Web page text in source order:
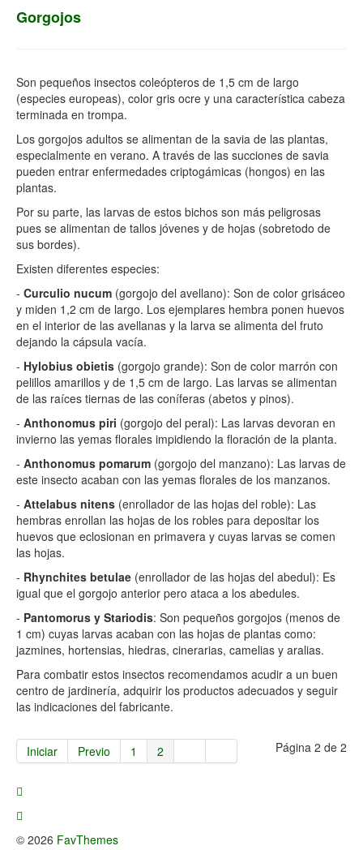
Gorgojos
Son pequeños insectos coleópteros de 1,5 cm de largo
(especies europeas), color gris ocre y una característica cabeza
terminada en trompa.
Los gorgojos adultos se alimentan de la savia de las plantas,
especialmente en verano. A través de las succiones de savia
pueden entrar enfermedades criptogámicas (hongos) en las
plantas.
Por su parte, las larvas de estos bichos son más peligrosas
pues se alimentan de tallos jóvenes y de hojas (sobretodo de
sus bordes).
Existen diferentes especies:
- Curculio nucum (gorgojo del avellano): Son de color grisáceo
y miden 1,2 cm de largo. Los ejemplares hembra ponen huevos
en el interior de las avellanas y la larva se alimenta del fruto
dejando la cápsula vacía.
- Hylobius obietis (gorgojo grande): Son de color marrón con
pelillos amarillos y de 1,5 cm de largo. Las larvas se alimentan
de las raíces tiernas de las coníferas (abetos y pinos).
- Anthonomus piri (gorgojo del peral): Las larvas devoran en
invierno las yemas florales impidiendo la floración de la planta.
- Anthonomus pomarum (gorgojo del manzano): Las larvas de
este insecto acaban con las yemas florales de los manzanos.
- Attelabus nitens (enrollador de las hojas del roble): Las
hembras enrollan las hojas de los robles para depositar los
huevos que eclosionan en primavera y cuyas larvas se comen
las hojas.
- Rhynchites betulae (enrollador de las hojas del abedul): Es
igual que el gorgojo anterior pero ataca a los abedules.
- Pantomorus y Stariodis: Son pequeños gorgojos (menos de
1 cm) cuyas larvas acaban con las hojas de plantas como:
jazmines, hortensias, hiedras, cinerarias, camelias y aralias.
Para combatir estos insectos recomendamos acudir a un buen
centro de jardinería, adquirir los productos adecuados y seguir
las indicaciones del fabricante.
Página 2 de 2
Iniciar Previo 1 2
© 2026 FavThemes